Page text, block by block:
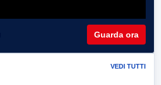
Guarda ora
VEDI TUTTI